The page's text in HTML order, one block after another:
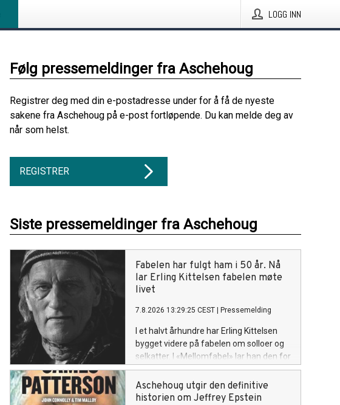
LOGG INN
Følg pressemeldinger fra Aschehoug
Registrer deg med din e-postadresse under for å få de nyeste
sakene fra Aschehoug på e-post fortløpende. Du kan melde deg av
når som helst.
REGISTRER
Siste pressemeldinger fra Aschehoug
Fabelen har fulgt ham i 50 år. Nå
lar Erling Kittelsen fabelen møte
livet
7.8.2026 13:29:25 CEST Pressemelding
I et halvt århundre har Erling Kittelsen
bygget videre på fabelen om solloer og
selkatter. I «Mellomfabel» lar han den for
første gang møte sitt eget liv.
Aschehoug utgir den definitive
historien om Jeffrey Epstein